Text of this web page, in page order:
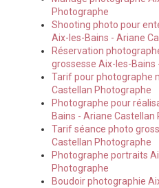
Photographe
Shooting photo pour
Aix-les-Bains - Ariane
Réservation
grossesse Aix-les-
Tarif pour photographe
Castellan Photographe
Photographe pour
Bains - Ariane Castellan
Tarif séance photo
Castellan Photographe
Photographe portraits
Photographe
Boudoir photographie